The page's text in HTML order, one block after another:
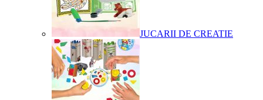
JUCARII DE CREATIE